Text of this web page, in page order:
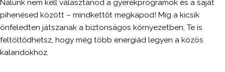
Nálunk nem kell választanod a gyerekprogramok és a saját
pihenésed között – mindkettőt megkapod! Míg a kicsik
önfeledten játszanak a biztonságos környezetben, Te is
feltöltődhetsz, hogy még több energiád legyen a közös
kalandokhoz.